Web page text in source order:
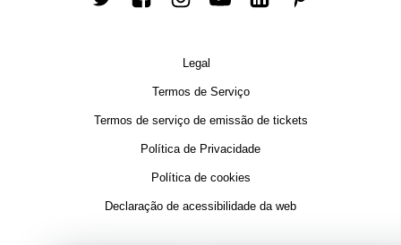
TwitterFacebookInstagram
YoutubeLinkedin
Legal
Termos de Serviço
Termos de serviço de emissão de tickets
Política de Privacidade
Política de cookies
Declaração de acessibilidade da web